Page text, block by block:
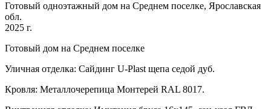
Готовый одноэтажный дом на Среднем поселке, Ярославская
обл.
2025 г.
Готовый дом на Среднем поселке
Уличная отделка: Сайдинг U-Plast щепа седой дуб.
Кровля: Металлочерепица Монтерей RAL 8017.